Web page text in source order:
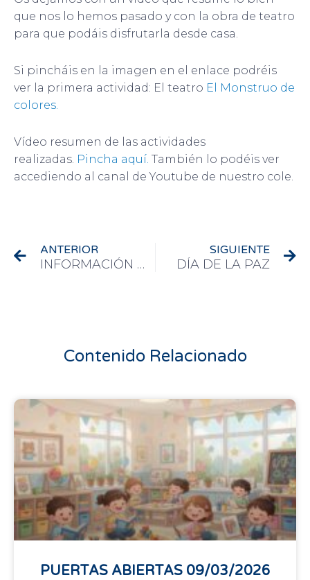
que nos lo hemos pasado y con la obra de teatro
para que podáis disfrutarla desde casa.
Si pincháis en la imagen en el enlace podréis
ver la primera actividad: El teatro El Monstruo de
colores.
Vídeo resumen de las actividades
realizadas. Pincha aquí. También lo podéis ver
accediendo al canal de Youtube de nuestro cole.
ANTERIOR
INFORMACIÓN DEL DEPARTAMENTO DE RELIGIÓN.
SIGUIENTE
DÍA DE LA PAZ
Contenido Relacionado
PUERTAS ABIERTAS 09/03/2026